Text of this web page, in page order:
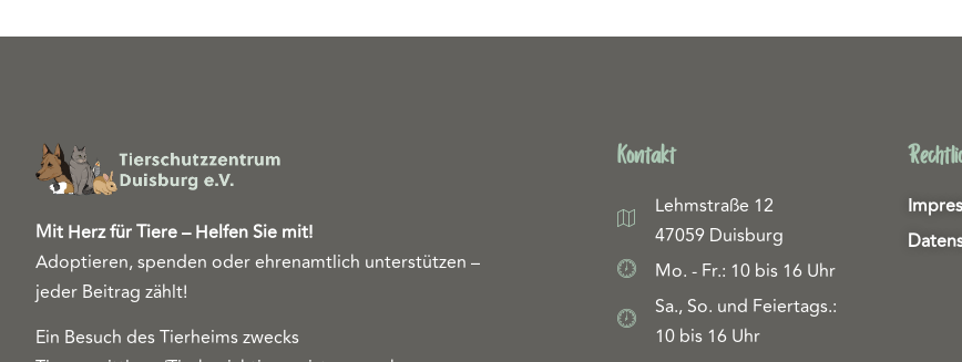
Mit Herz für Tiere – Helfen Sie mit!
Adoptieren, spenden oder ehrenamtlich unterstützen –
jeder Beitrag zählt!
Ein Besuch des Tierheims zwecks
Kontakt
Lehmstraße 12
47059 Duisburg
Mo. - Fr.: 10 bis 16 Uhr
Sa., So. und Feiertags.:
10 bis 16 Uhr